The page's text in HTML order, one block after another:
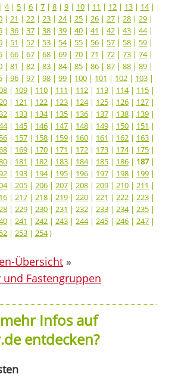
| 4| 5 | 6 | 7 | 8 | 9 | 10 | 11 | 12 | 13 | 14|
| 21 | 22 | 23 | 24| 25 | 26 | 27 | 28 | 29 |
| 36 | 37 | 38 | 39 | 40 | 41 | 42 | 43 | 44|
| 51 | 52 | 53 | 54| 55 | 56 | 57 | 58 | 59 |
| 66 | 67 | 68 | 69 | 70 | 71 | 72 | 73 | 74|
| 81 | 82 | 83 | 84| 85 | 86 | 87 | 88 | 89 |
| 96 | 97 | 98 | 99 | 100 | 101 | 102 | 103 |
| 109 | 110 | 111 | 112 | 113 | 114| 115 |
| 121 | 122 | 123 | 124| 125 | 126 | 127 |
| 133 | 134| 135 | 136 | 137 | 138 | 139 |
| 145 | 146 | 147 | 148 | 149 | 150 | 151 |
| 157 | 158 | 159 | 160 | 161 | 162 | 163 |
| 169 | 170 | 171 | 172 | 173 | 174| 175 |
| 181 | 182 | 183 | 184| 185 | 186 | 187|
| 193 | 194| 195 | 196 | 197 | 198 | 199 |
| 205 | 206 | 207 | 208 | 209 | 210 | 211 |
| 217 | 218 | 219 | 220 | 221 | 222 | 223 |
| 229 | 230 | 231 | 232 | 233 | 234| 235 |
| 241 | 242 | 243 | 244| 245 | 246 | 247 |
| 253 | 254)
Übersicht »
Fastengruppen
Infos auf
entdecken?